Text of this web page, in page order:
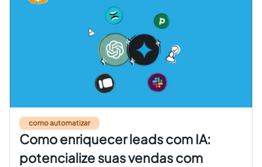
como automatizar
Como enriquecer leads com IA:
potencialize suas vendas com